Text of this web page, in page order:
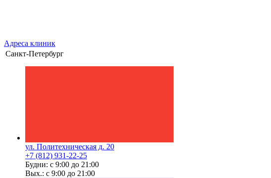
Адреса клиник
Санкт-Петербург
ул. Политехническая д. 20
+7 (812) 931-22-25
Будни: с 9:00 до 21:00
Вых.: с 9:00 до 21:00